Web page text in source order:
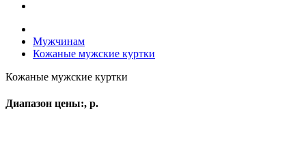
Мужчинам
Кожаные мужские куртки
Кожаные мужские куртки
Диапазон цены:, р.